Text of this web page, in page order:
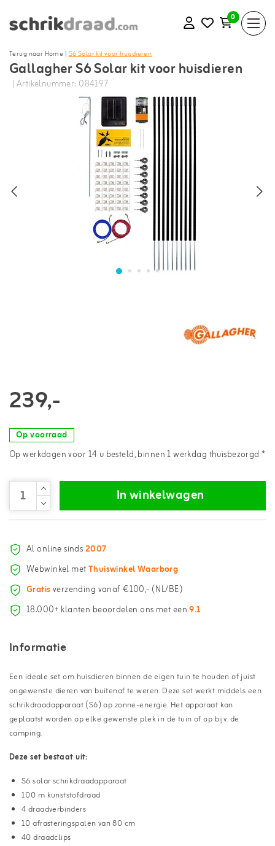
0
Terug naar Home |S6 Solar kit voor huisdieren
Gallagher S6 Solar kit voor huisdieren
| Artikelnummer: 084197
239,-
Op voorraad
Op werkdagen voor 14 u besteld, binnen 1 werkdag thuisbezorgd *
In winkelwagen
Al online sinds2007
Webwinkel metThuiswinkel Waarborg
Gratisverzending vanaf €100,- (NL/BE)
18.000+ klanten beoordelen ons met een9.1
Informatie
Een ideale set om huisdieren binnen de eigen tuin te houden of juist
ongewenste dieren van buitenaf te weren. Deze set werkt middels een
schrikdraadapparaat (S6) op zonne-energie. Het apparaat kan
geplaatst worden op elke gewenste plek in de tuin of op bijv. de
camping.
Deze set bestaat uit:
S6 solar schrikdraadapparaat
100 m kunststofdraad
4 draadverbinders
10 afrasteringspalen van 80 cm
40 draadclips